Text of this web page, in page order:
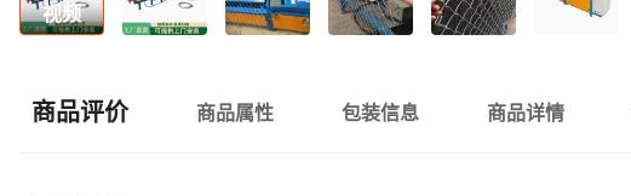
视频
商品评价 商品属性 包装信息 商品详情